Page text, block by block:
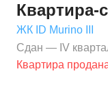
Квартира-
ЖК ID Murino III
Сдан — IV
Квартира